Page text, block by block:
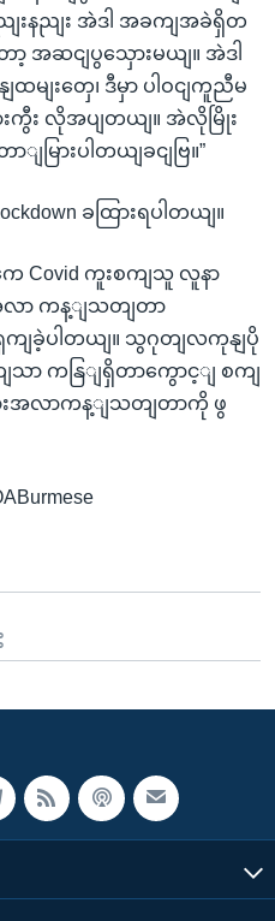
းနညျး အဲဒါ အခကျအခဲရှိတ
ာ့ အဆငျပွသှေားမယျ။ အဲဒါ
ထမျးတှေ၊ ဒီမှာ ပါဝငျကူညီမ
ကွီး လိုအပျတယျ။ အဲလိုမြိုး
ြားပါတယျခငျဗြ။”
ခထြားရပါတယျ။
ေ Covid ကူးစကျသူ လူနာ
လာ ကန့ျသတျတာ
ရှကျခဲ့ပါတယျ။ သွဂုတျလကုနျပို
ျသာ ကနြျရှိတာကွောင့ျ စကျ
းအလာကန့ျသတျတာကို ဖွ